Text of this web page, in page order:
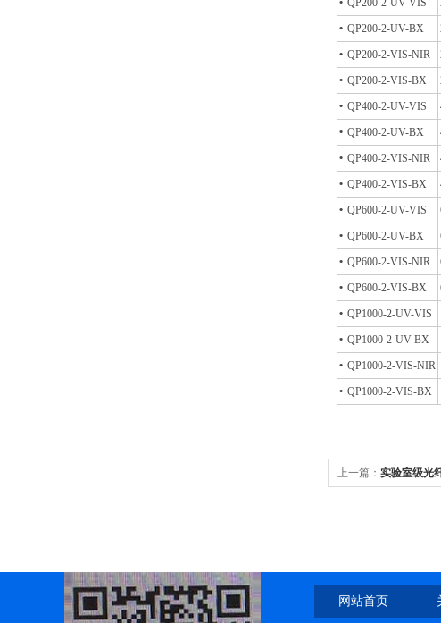
• QP200-2-UV-VIS
• QP200-2-UV-BX
• QP200-2-VIS-NIR
• QP200-2-VIS-BX
• QP400-2-UV-VIS
• QP400-2-UV-BX
• QP400-2-VIS-NIR
• QP400-2-VIS-BX
• QP600-2-UV-VIS
• QP600-2-UV-BX
• QP600-2-VIS-NIR
• QP600-2-VIS-BX
• QP1000-2-UV-VIS
• QP1000-2-UV-BX
• QP1000-2-VIS-NIR
• QP1000-2-VIS-BX
上一篇： 实验室级光
网站首页